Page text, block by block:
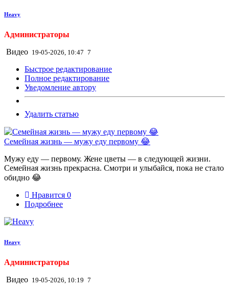
Heavy
Администраторы
Видео 19-05-2026, 10:47 7
Быстрое редактирование
Полное редактирование
Уведомление автору
Удалить статью
Семейная жизнь — мужу еду первому 😂
Мужу еду — первому. Жене цветы — в следующей жизни.
Семейная жизнь прекрасна. Смотри и улыбайся, пока не стало
обидно 😂
Нравится 0
Подробнее
Heavy
Администраторы
Видео 19-05-2026, 10:19 7